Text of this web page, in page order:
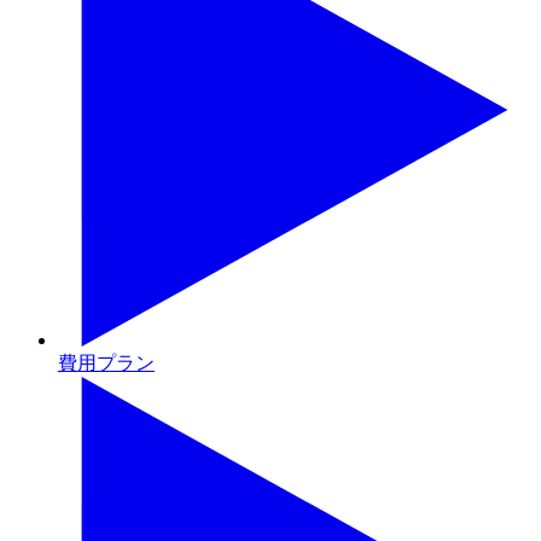
費用プラン